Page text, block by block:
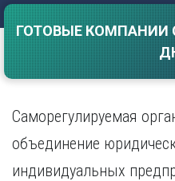
Екатеринбург
И
Иваново
Ижевск
К
Казань
Калининград
ГОТОВЫЕ КОМПАНИИ
Саморегулируемая
объединение
индивидуальных